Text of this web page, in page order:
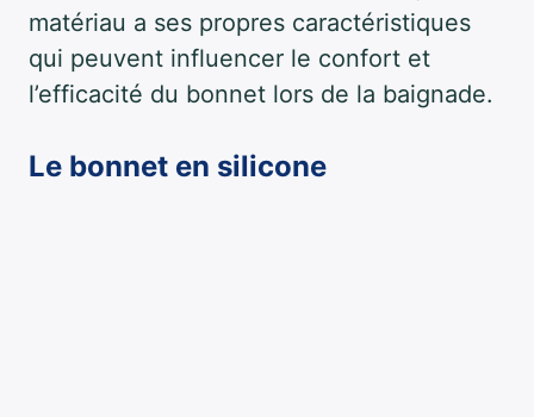
matériau a ses propres caractéristiques
qui peuvent influencer le confort et
l’efficacité du bonnet lors de la baignade.
Le bonnet en silicone